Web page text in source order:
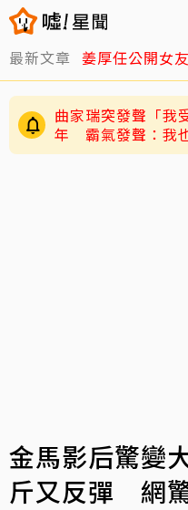
最新文章 姜厚任公開女友
曲家瑞突發聲「我
年 霸氣發聲：我
金馬影后驚變
斤又反彈 網